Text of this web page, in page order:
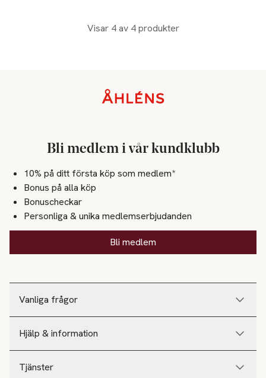
Visar 4 av 4 produkter
Vanliga frågor
Hjälp & information
Tjänster
Bli medlem i vår kundklubb
10% på ditt första köp som medlem*
Bonus på alla köp
Bonuscheckar
Personliga & unika medlemserbjudanden
Bli medlem